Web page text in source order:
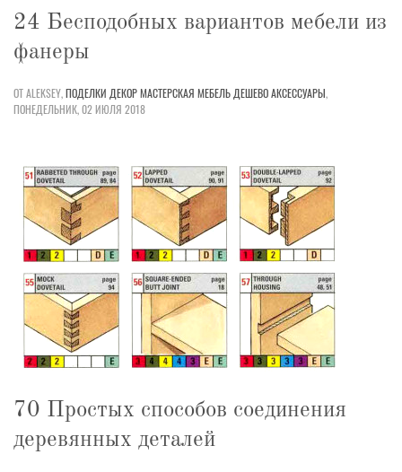
24 Бесподобных вариантов мебели из
фанеры
ОТ ALEKSEY,ПОДЕЛКИ ДЕКОРМАСТЕРСКАЯ МЕБЕЛЬ ДЕШЕВОАКСЕССУАРЫ,
ПОНЕДЕЛЬНИК, 02 ИЮЛЯ 2018
70 Простых способов соединения
деревянных деталей